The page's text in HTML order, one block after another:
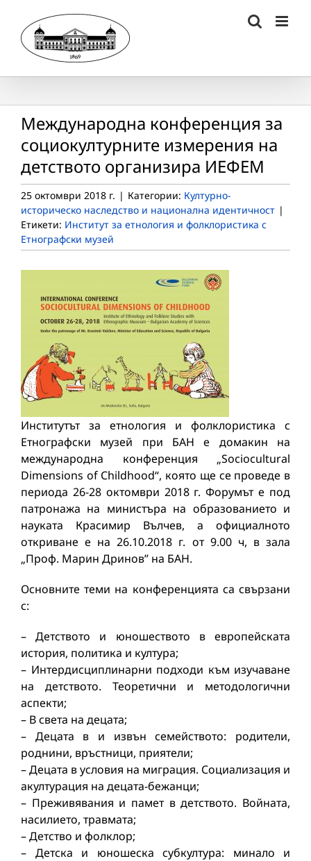
content
Международна конференция за
социокултурните измерения на
детството организира ИЕФЕМ
25 октомври 2018 г. | Категории: Културно-
историческо наследство и национална идентичност |
Етикети: Институт за етнология и фолклористика с
Етнографски музей
Институтът за етнология и фолклористика с
Етнографски музей при БАН е домакин на
международна конференция „Sociocultural
Dimensions of Childhood“, която ще се проведе в
периода 26-28 октомври 2018 г. Форумът е под
патронажа на министъра на образованието и
науката Красимир Вълчев, а официалното
откриване е на 26.10.2018 г. от 9.00 ч, в зала
„Проф. Марин Дринов” на БАН.
Основните теми на конференцията са свързани
с:
– Детството и юношеството в европейската
история, политика и култура;
– Интердисциплинарни подходи към изучаване
на детството. Теоретични и методологични
аспекти;
– В света на децата;
– Децата в и извън семейството: родители,
роднини, връстници, приятели;
– Децата в условия на миграция. Социализация и
акултурация на децата-бежанци;
– Преживявания и памет в детството. Войната,
насилието, травмата;
– Детство и фолклор;
– Детска и юношеска субкултура: минало и